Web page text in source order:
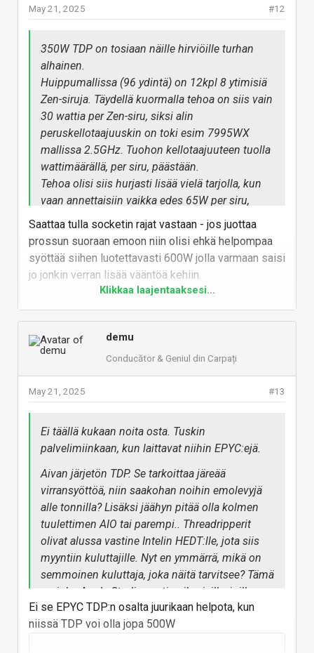
Lämpöähän siitä tulisi, mutta teho/kontaktipinta-ala
olisi tässä paljon pienempi, kuin vaikkapa RTX 5090
GPUssa.
(Ja jos suoritin maksaa yli 10000 euroa, niin ehkä
jäähdytyskin voi olla tarvittaessa eksoottisempi)
Meilläkin on töissä 96 ytiminen 7000WX sarjalainen.
Monet työtehtävät, ainakin omalla alalla
rinnakkaistuvat mukavasti, eikä silloin voi olla liikaa
ytimiä..
Vastaa
#12
May 21, 2025
350W TDP on tosiaan näille hirviöille turhan
alhainen.
Huippumallissa (96 ydintä) on 12kpl 8 ytimisiä
Zen-siruja. Täydellä kuormalla tehoa on siis vain
30 wattia per Zen-siru, siksi alin
peruskellotaajuuskin on toki esim 7995WX
mallissa 2.5GHz. Tuohon kellotaajuuteen tuolla
wattimäärällä, per siru, päästään.
Tehoa olisi siis hurjasti lisää vielä tarjolla, kun
vaan annettaisiin vaikka edes 65W per siru,
kuten työpöytä-prossuissakin.
Lämpöähän siitä tulisi, mutta
teho/kontaktipinta-ala olisi tässä paljon
pienempi, kuin vaikkapa RTX 5090 GPUssa.
(Ja jos suoritin maksaa yli 10000 euroa, niin
eksoottisempi)
katso liitettä 1537360
sarjalainen. Monet työtehtävät, ainakin omalla
alalla rinnakkaistuvat mukavasti, eikä silloin voi
Saattaa tulla socketin rajat vastaan - jos juottaa
prossun suoraan emoon niin olisi ehkä helpompaa
syöttää siihen luotettavasti 600W jolla varmaan saisi
jo jonkin verran lisää vääntöä kehiin.
Klikkaa laajentaaksesi...
demu
Conducător & Geniul din Carpați
#13
May 21, 2025
Ei täällä kukaan noita osta. Tuskin
palvelimiinkaan, kun laittavat niihin EPYC:ejä.
Aivan järjetön TDP. Se tarkoittaa järeää
virransyöttöä, niin saakohan noihin emolevyjä
alle tonnilla? Lisäksi jäähyn pitää olla kolmen
tuulettimen AIO tai parempi.. Threadripperit
olivat alussa vastine Intelin HEDT:lle, jota siis
myyntiin kuluttajille. Nyt en ymmärrä, mikä on
semmoinen kuluttaja, joka näitä tarvitsee? Tämä
on joku Apple Studio vastine ihmisille, joilla on
halpaa sähköä ja koneellinen ilmanvaihto?
Ei se EPYC TDP:n osalta juurikaan helpota, kun
niissä TDP voi olla jopa 500W